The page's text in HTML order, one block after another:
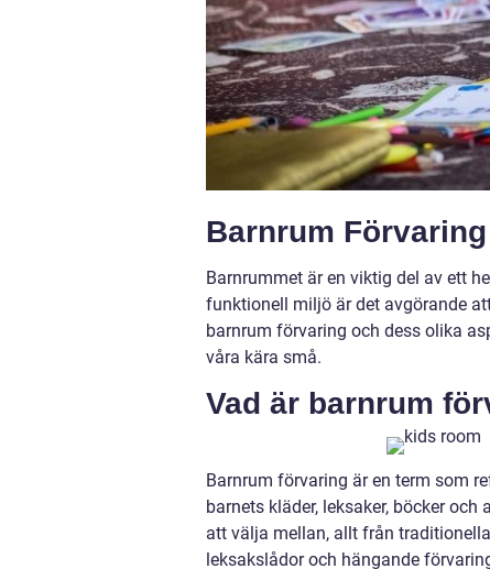
Barnrum
Barnrummet är en viktig del av ett
funktionell miljö är det avgörande
barnrum förvaring och dess olika
våra kära små.
Vad är barnrum
Barnrum förvaring är en term som
barnets kläder, leksaker, böcker
att välja mellan, allt från
leksakslådor och hängande